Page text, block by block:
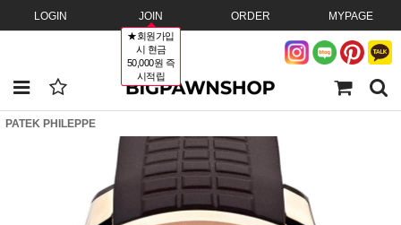
LOGIN JOIN
★회원가입
시 현금
50,000원 즉
시적립
ORDER MYPAGE
PATEK PHILEPPE